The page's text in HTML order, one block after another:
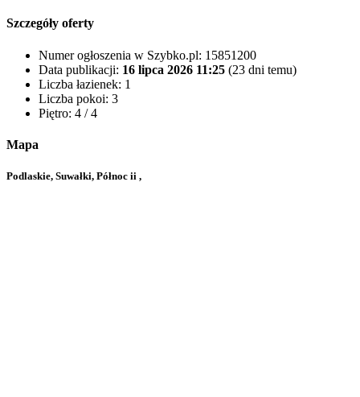
Szczegóły oferty
Numer ogłoszenia w Szybko.pl: 15851200
Data publikacji: 16 lipca 2026 11:25 (23 dni temu)
Liczba łazienek: 1
Liczba pokoi: 3
Piętro: 4 / 4
Mapa
Podlaskie, Suwałki, Północ ii ,